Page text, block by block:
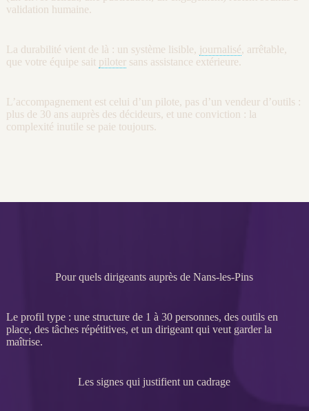
validation humaine.
La durabilité vient de là : un système lisible, journalisé, arrêtable,
que votre équipe sait pilotersans assistance extérieure.
L’accompagnement est celui d’un pilote, pas d’un vendeur d’outils :
plus de 30 ans auprès des décideurs, et une conviction : la
complexité inutile se paie toujours.
Pour quels dirigeants auprès de Nans-les-Pins
Le profil type : une structure de 1 à 30 personnes, des outils en
place, des tâches répétitives, et un dirigeant qui veut garder la
maîtrise.
Les signes qui justifient un cadrage